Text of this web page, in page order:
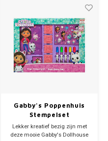
Gabby's Poppenhuis
Stempelset
Lekker kreatief bezig zijn met
deze mooie Gabby's Dollhouse